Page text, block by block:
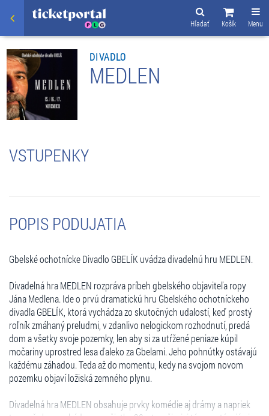
Menu
Košík
Hľadať
DIVADLO
MEDLEN
VSTUPENKY
POPIS PODUJATIA
Gbelské ochotnícke Divadlo GBELÍK uvádza divadelnú hru MEDLEN.
Divadelná hra MEDLEN rozpráva príbeh gbelského objaviteľa ropy
Jána Medlena. Ide o prvú dramatickú hru Gbelského ochotníckeho
divadla GBELÍK, ktorá vychádza zo skutočných udalostí, keď prostý
roľník zmáhaný preludmi, v zdanlivo nelogickom rozhodnutí, predá
dom a všetky svoje pozemky, len aby si za utŕžené peniaze kúpil
močariny uprostred lesa ďaleko za Gbelami. Jeho pohnútky ostávajú
každému záhadou. Teda až do momentu, kedy na svojom novom
pozemku objaví ložiská zemného plynu.
Divadelná hra MEDLEN obsahuje prvky komédie aj drámy a napriek